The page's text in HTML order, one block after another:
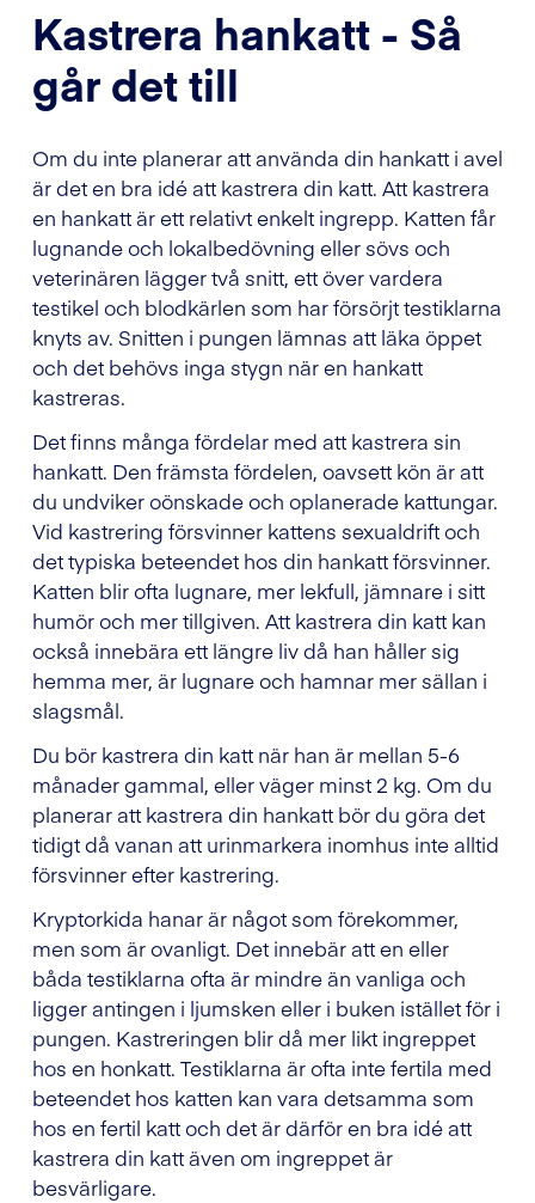
Kastrera hankatt - Så
går det till
Om du inte planerar att använda din hankatt i avel
är det en bra idé att kastrera din katt. Att kastrera
en hankatt är ett relativt enkelt ingrepp. Katten får
lugnande och lokalbedövning eller sövs och
veterinären lägger två snitt, ett över vardera
testikel och blodkärlen som har försörjt testiklarna
knyts av. Snitten i pungen lämnas att läka öppet
och det behövs inga stygn när en hankatt
kastreras.
Det finns många fördelar med att kastrera sin
hankatt. Den främsta fördelen, oavsett kön är att
du undviker oönskade och oplanerade kattungar.
Vid kastrering försvinner kattens sexualdrift och
det typiska beteendet hos din hankatt försvinner.
Katten blir ofta lugnare, mer lekfull, jämnare i sitt
humör och mer tillgiven. Att kastrera din katt kan
också innebära ett längre liv då han håller sig
hemma mer, är lugnare och hamnar mer sällan i
slagsmål.
Du bör kastrera din katt när han är mellan 5-6
månader gammal, eller väger minst 2 kg. Om du
planerar att kastrera din hankatt bör du göra det
tidigt då vanan att urinmarkera inomhus inte alltid
försvinner efter kastrering.
Kryptorkida hanar är något som förekommer,
men som är ovanligt. Det innebär att en eller
båda testiklarna ofta är mindre än vanliga och
ligger antingen i ljumsken eller i buken istället för i
pungen. Kastreringen blir då mer likt ingreppet
hos en honkatt. Testiklarna är ofta inte fertila med
beteendet hos katten kan vara detsamma som
hos en fertil katt och det är därför en bra idé att
kastrera din katt även om ingreppet är
besvärligare.